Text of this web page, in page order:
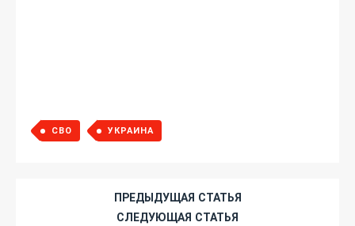
СВО УКРАИНА
ПРЕДЫДУЩАЯ СТАТЬЯ
СЛЕДУЮЩАЯ СТАТЬЯ